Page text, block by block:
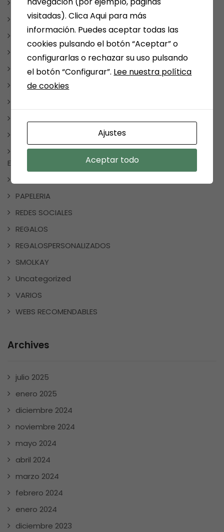
CUADERNOS DE VACACIONES
LIBROS DE COCINA
LIBROS DE TEXTO
LIBROS INFANTILES Y JUVENILES
LITERATURA FANTÁSTICA
LITERATURA ROMÁNTICA
NOTICIAS, FRASES, CURIOSIDADES, EVENTOS, DÍAS
ESPECIALES
PAPELERIA
REDES SOCIALES
REGALOS
REGALOSPERSONALIZADOS
SMOLKAY
Uncategorized
VARIOS
WEBS RECOMENDABLES
Archives
julio 2025
enero 2025
diciembre 2024
noviembre 2024
mayo 2024
abril 2024
marzo 2024
febrero 2024
enero 2024
diciembre 2023
visitadas). Clica Aqui para más
información. Puedes aceptar todas las
cookies pulsando el botón “Aceptar” o
configurarlas o rechazar su uso pulsando
el botón “Configurar”. Lee nuestra política
de cookies
Ajustes
Aceptar todo